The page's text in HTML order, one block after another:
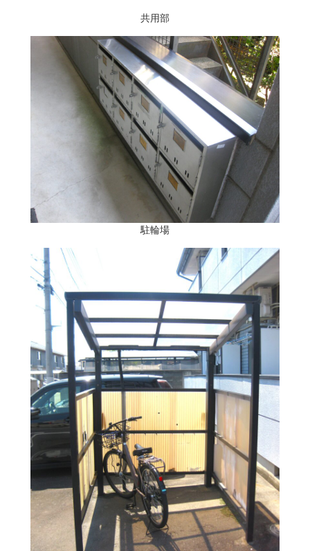
共用部
駐輪場